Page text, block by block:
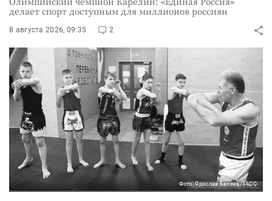
делает спорт доступным для миллионов россиян
8 августа 2026, 09:35 2
Фото: Ярослав Беляев/ТАСС